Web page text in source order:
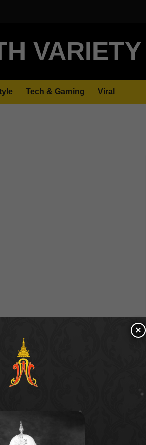
VARIETY
Tech & Gaming Viral
×